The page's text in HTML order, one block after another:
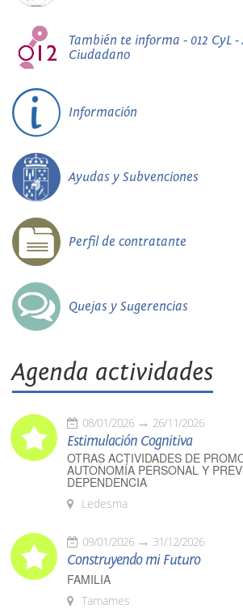
También te informa - 012 CyL
Ciudadano
Información
Ayudas y Subvenciones
Perfil de contratante
Quejas y Sugerencias
Agenda actividades
08/01/2026 26/11/2026
Estimulación Cognitiva
OTRAS ACTIVIDADES DE
AUTONOMÍA PERSONAL Y
DEPENDENCIA
Ledesma
09/01/2026 31/12/2026
Construyendo mi Futuro
FAMILIA
Tamames